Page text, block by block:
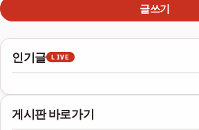
글쓰기
인기글 LIVE
게시판 바로가기